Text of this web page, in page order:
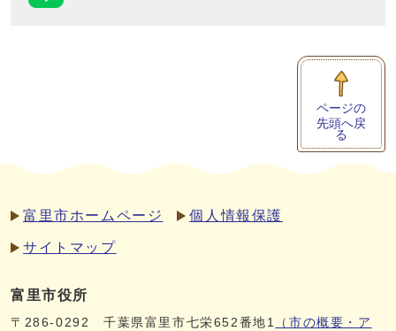
ページの
先頭へ戻
る
富里市ホームページ 個人情報保護
サイトマップ
富里市役所
〒286-0292 千葉県富里市七栄652番地1 （市の概要・ア